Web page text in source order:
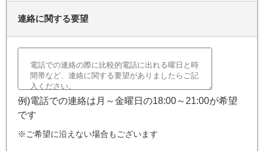
連絡に関する要望
例)電話での連絡は月～金曜日の18:00～21:00が希望
です
※ご希望に沿えない場合もございます